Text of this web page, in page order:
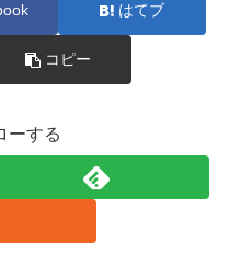
はてブ
コピー
ーする